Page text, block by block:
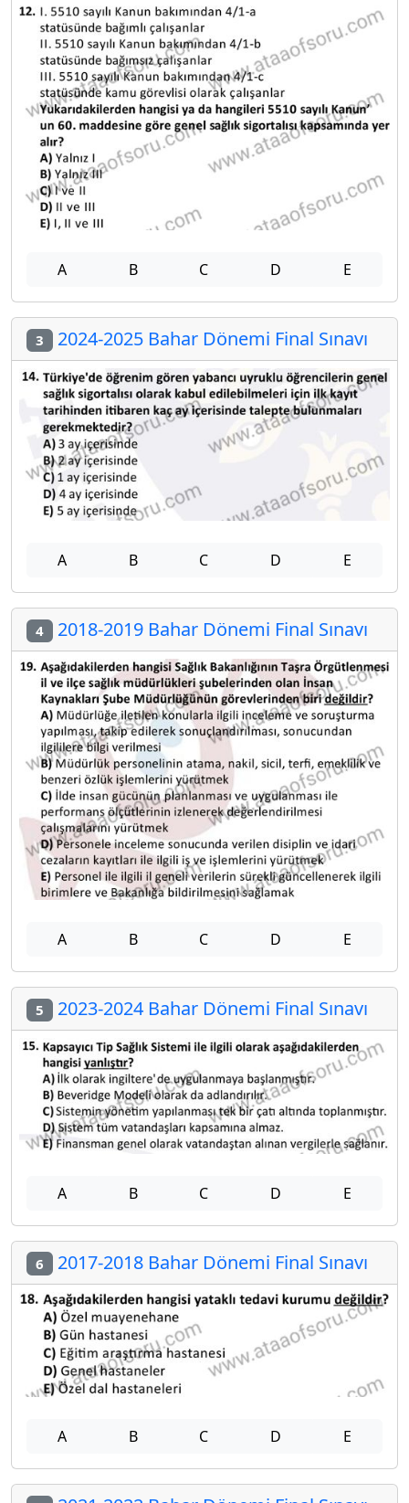
A B C D E
3 2024-2025 Bahar Dönemi Final Sınavı
A B C D E
4 2018-2019 Bahar Dönemi Final Sınavı
A B C D E
5 2023-2024 Bahar Dönemi Final Sınavı
A B C D E
6 2017-2018 Bahar Dönemi Final Sınavı
A B C D E